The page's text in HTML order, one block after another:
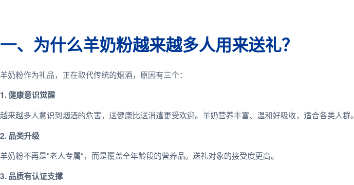
一、为什么羊奶粉越来越多人用来送礼？
羊奶粉作为礼品，正在取代传统的烟酒，原因有三个：
1. 健康意识觉醒
越来越多人意识到烟酒的危害，送健康比送消遣更受欢迎。羊奶营养丰富、温和好吸收，适合各类人群。
2. 品类升级
羊奶粉不再是"老人专属"，而是覆盖全年龄段的营养品。送礼对象的接受度更高。
3. 品质有认证支撑